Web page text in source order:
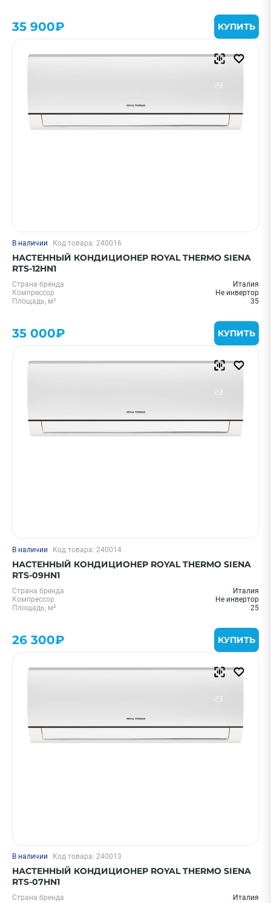
35 900₽ КУПИТЬ
В наличии Код товара: 240016
НАСТЕННЫЙ КОНДИЦИОНЕР ROYAL THERMO SIENA
RTS-12HN1
Страна бренда
Италия
Компрессор
Не инвертор
Площадь, м²
35
35 000₽ КУПИТЬ
В наличии Код товара: 240014
НАСТЕННЫЙ КОНДИЦИОНЕР ROYAL THERMO SIENA
RTS-09HN1
Страна бренда
Италия
Компрессор
Не инвертор
Площадь, м²
25
26 300₽ КУПИТЬ
В наличии Код товара: 240013
НАСТЕННЫЙ КОНДИЦИОНЕР ROYAL THERMO SIENA
RTS-07HN1
Страна бренда
Италия